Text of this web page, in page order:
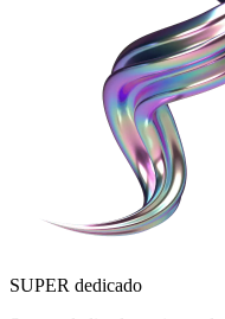
SUPER dedicado